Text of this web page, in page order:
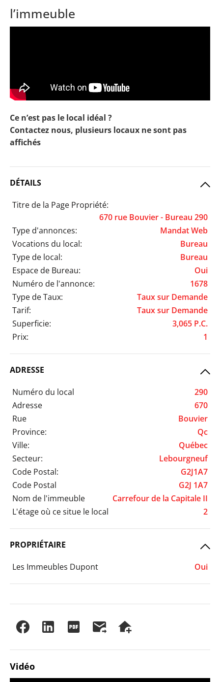
l’immeuble
Ce n’est pas le local idéal ?
Contactez nous, plusieurs locaux ne sont pas
affichés
DÉTAILS
Titre de la Page Propriété:
670 rue Bouvier - Bureau 290
Type d'annonces:
Mandat Web
Vocations du local:
Bureau
Type de local:
Bureau
Espace de Bureau:
Oui
Numéro de l'annonce:
1678
Type de Taux:
Taux sur Demande
Tarif:
Taux sur Demande
Superficie:
3,065 P.C.
Prix:
1
ADRESSE
Numéro du local
290
Adresse
670
Rue
Bouvier
Province:
Qc
Ville:
Québec
Secteur:
Lebourgneuf
Code Postal:
G2J1A7
Code Postal
G2J 1A7
Nom de l'immeuble
Carrefour de la Capitale II
L'étage où ce situe le local
2
PROPRIÉTAIRE
Les Immeubles Dupont Oui
Vidéo